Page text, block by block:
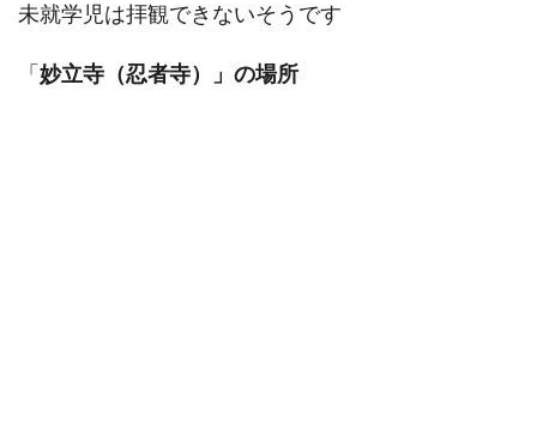
未就学児は拝観できないそうです
「 妙立寺（忍者寺）」の場所